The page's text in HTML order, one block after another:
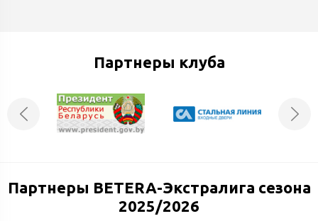
Партнеры клуба
Партнеры BETERA-Экстралига сезона
2025/2026